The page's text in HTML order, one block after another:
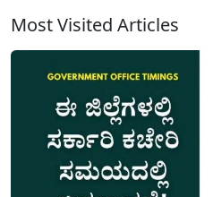
Most Visited Articles